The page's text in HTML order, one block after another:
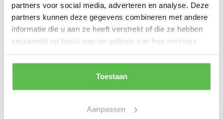
partners voor social media, adverteren en analyse. Deze
partners kunnen deze gegevens combineren met andere
informatie die u aan ze heeft verstrekt of die ze hebben
verzameld op basis van uw gebruik van hun services.
Toestaan
Aanpassen
Vergelijk
Zoekt u hoge Klimop pla...
Vergelijk